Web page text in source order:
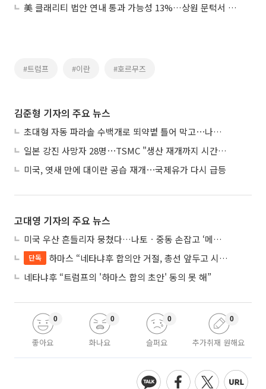
美 클래리티 법안 연내 통과 가능성 13%…상원 문턱서 제동
#트럼프 #이란 #호르무즈
김준형 기자의 주요 뉴스
초대형 자동 파라솔 수백개로 뙤약볕 틀어 막고⋯나라별 폭염 생존법
일본 강진 사망자 28명⋯TSMC "생산 재개까지 시간 필요해"
미국, 엿새 만에 대이란 공습 재개⋯국제유가 다시 급등
고대영 기자의 주요 뉴스
미국 우산 흔들리자 뭉쳤다…나토ㆍ중동 손잡고 ‘메카 공동방위’ 조약 체결
단독
하마스 “네타냐후 합의안 거절, 총선 앞두고 시간 끌기”
네타냐후 “트럼프의 '하마스 합의 초안' 동의 못 해”
좋아요
0
화나요
0
슬퍼요
0
추가취재 원해요
0